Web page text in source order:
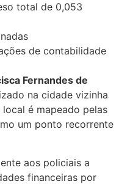
total de 0,053
de contabilidade
Fernandes de
na cidade vizinha
local é mapeado pelas
um ponto recorrente
aos policiais a
financeiras por